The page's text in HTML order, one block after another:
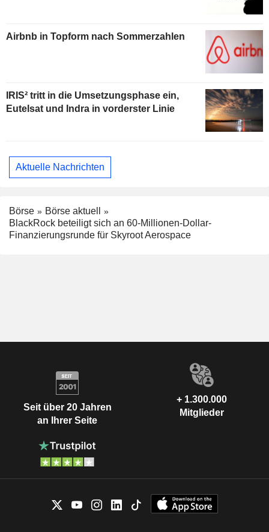
Airbnb in Topform nach Sommerzahlen
IRIS² tritt in die Umsetzungsphase ein,
Eutelsat und Indra in vorderster Linie
Aktuelle Nachrichten
Börse
Börse aktuell
BlackRock beteiligt sich an 60-Millionen-Dollar-
Finanzierungsrunde für Skyroot Aerospace
Seit über 20 Jahren
an Ihrer Seite
+ 1.300.000
Mitglieder